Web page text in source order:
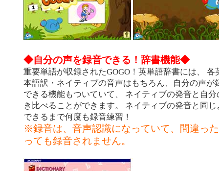
◆自分の声を録音できる！辞書機能◆
重要単語が収録されたGOGO！英単語辞書には、 各
本語訳・ネイティブの音声はもちろん、自分の声が
できる機能もついていて、 ネイティブの発音と自
き比べることができます。 ネイティブの発音と同
できるまで何度も録音練習！
※録音は、音声認識になっていて、間違っ
っても録音されません。